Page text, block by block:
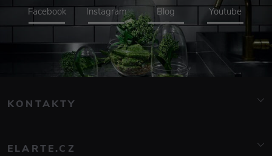
Facebook Instagram Blog Youtube
KONTAKTY
776 081 000
ELARTE.CZ